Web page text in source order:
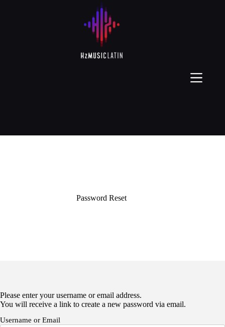
Password Reset
Please enter your username or email address.
You will receive a link to create a new password via email.
Username or Email